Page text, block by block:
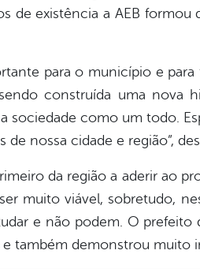
de existência a AEB
para o município e
construída uma nova
sociedade como um todo.
nossa cidade e região”,
da região a aderir ao
muito viável, sobretudo,
e não podem. O
também demonstrou muito